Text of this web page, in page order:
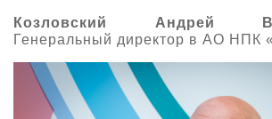
Козловский Андрей
Генеральный директор в АО НПК